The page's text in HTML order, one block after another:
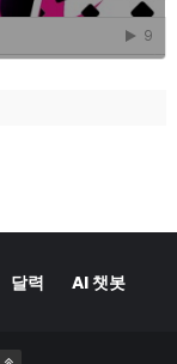
달력 AI 챗봇